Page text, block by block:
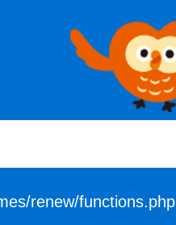
renew/functions.php